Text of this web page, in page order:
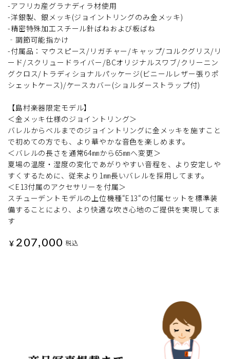
-アフリカ産グラナディラ材使用
-洋銀製、銀メッキ(ジョイントリングのみ金メッキ)
-精密特殊加工スチール針ばねおよび板ばね
‐調節可能指かけ
-付属品：マウスピース/リガチャー/キャップ/コルクグリス/リ
ード/スクリュードライバー/BCオリジナルスワブ/クリーニン
グクロス/トラディショナルパッケージ(ビニールレザー張りポ
シェットケース)/ケースカバー(ショルダーストラップ付)
【島村楽器限定モデル】
＜金メッキ仕様のジョイントリング＞
バレルからベルまでのジョイントリングに金メッキを施すこと
で初めての方でも、より華やかな音色を楽しめます。
＜バレルの長さを通常64㎜から65㎜へ変更＞
夏場の温度・湿度の変化であがりやすい音程を、より安定しや
すくするために、従来より1㎜長いバレルを採用してます。
＜E13付属のアクセサリーを付属＞
スチューデントモデルの上位機種“E13“の付属セットを標準装
備することにより、より快適な吹き心地のご提供を実現してま
す
¥ 207,000 税込